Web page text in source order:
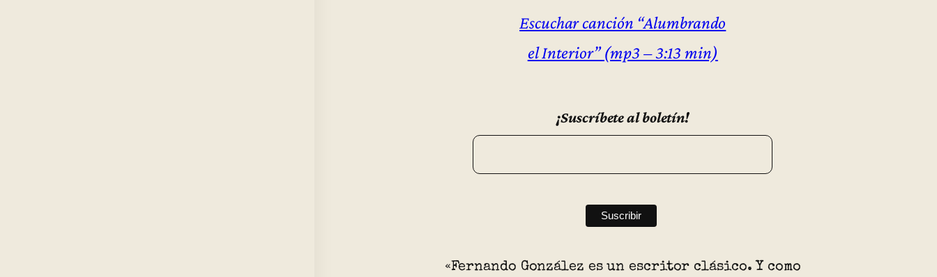
Escuchar canción “Alumbrando
el Interior” (mp3 – 3:13 min)
¡Suscríbete al boletín!
«Fernando González es un escritor clásico. Y como